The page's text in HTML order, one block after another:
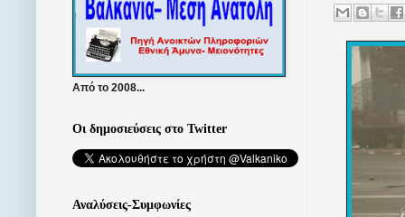
Από το 2008...
Οι δημοσιεύσεις στο Twitter
Αναλύσεις-Συμφωνίες